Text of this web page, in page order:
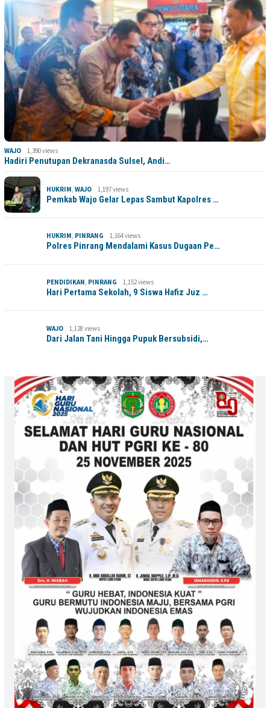
WAJO 1,390 views
Hadiri Penutupan Dekranasda Sulsel, Andi…
HUKRIM WAJO 1,197 views
Pemkab Wajo Gelar Lepas Sambut Kapolres …
HUKRIM PINRANG 1,164 views
Polres Pinrang Mendalami Kasus Dugaan Pe…
PENDIDIKAN PINRANG 1,152 views
Hari Pertama Sekolah, 9 Siswa Hafiz Juz …
WAJO 1,128 views
Dari Jalan Tani Hingga Pupuk Bersubsidi,…